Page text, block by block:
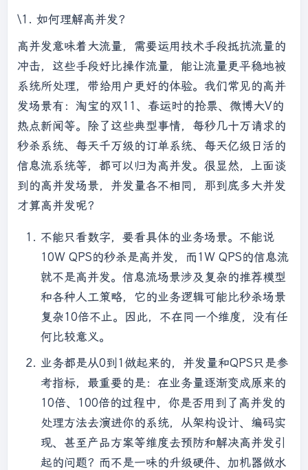
\1. 如何理解高并发？
高并发意味着大流量，需要运用技术手段抵抗流量的
冲击，这些手段好比操作流量，能让流量更平稳地被
系统所处理，带给用户更好的体验。我们常见的高并
发场景有：淘宝的双11、春运时的抢票、微博大V的
热点新闻等。除了这些典型事情，每秒几十万请求的
秒杀系统、每天千万级的订单系统、每天亿级日活的
信息流系统等，都可以归为高并发。很显然，上面谈
到的高并发场景，并发量各不相同，那到底多大并发
才算高并发呢？
不能只看数字，要看具体的业务场景。不能说
10W QPS的秒杀是高并发，而1W QPS的信息流
就不是高并发。信息流场景涉及复杂的推荐模型
和各种人工策略，它的业务逻辑可能比秒杀场景
复杂10倍不止。因此，不在同一个维度，没有任
何比较意义。
业务都是从0到1做起来的，并发量和QPS只是参
考指标，最重要的是：在业务量逐渐变成原来的
10倍、100倍的过程中，你是否用到了高并发的
处理方法去演进你的系统，从架构设计、编码实
现、甚至产品方案等维度去预防和解决高并发引
起的问题？而不是一味的升级硬件、加机器做水